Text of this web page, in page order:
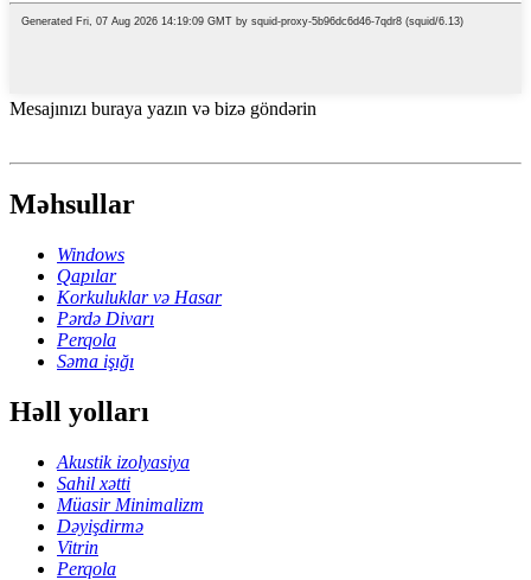
Mesajınızı buraya yazın və bizə göndərin
Məhsullar
Windows
Qapılar
Korkuluklar və Hasar
Pərdə Divarı
Perqola
Səma işığı
Həll yolları
Akustik izolyasiya
Sahil xətti
Müasir Minimalizm
Dəyişdirmə
Vitrin
Perqola